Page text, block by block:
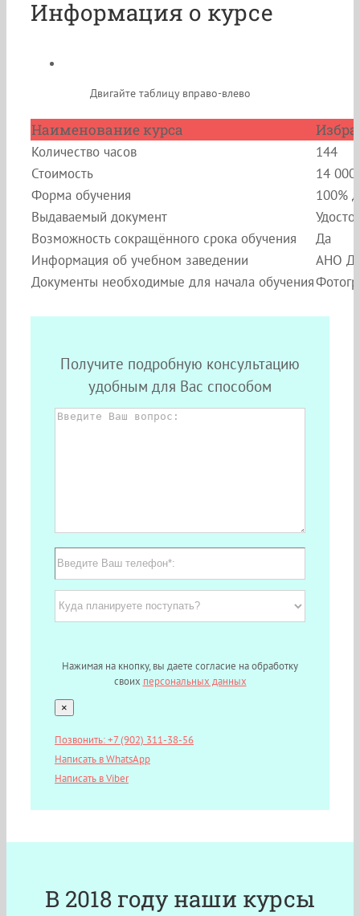
Информация о курсе
Двигайте таблицу вправо-влево
Наименование курса
Количество часов
144
Стоимость
14 000
Форма обучения
100%
Выдаваемый документ
Возможность сокращённого срока обучения
Да
Информация об учебном заведении
АНО
Документы необходимые для начала обучения
Получите подробную консультацию
удобным для Вас способом
Нажимая на кнопку, вы даете согласие на обработку
своих персональных данных
×
Позвонить: +7 (902) 311-38-56
Написать в WhatsApp
Написать в Viber
В 2018 году наши курсы